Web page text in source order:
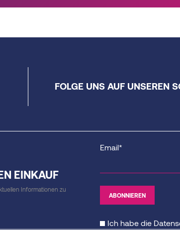
FOLGE UNS AUF UNSEREN
EINKAUF
Informationen zu
Email*
Ich habe die